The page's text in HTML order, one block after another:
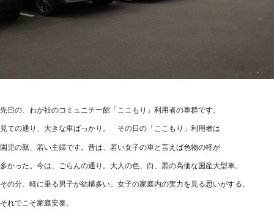
先日の、わが社のコミュニチー館「ここもり」利用者の車群です。
見ての通り、大きな車ばっかり。 その日の「ここもり」利用者は
園児の親、若い主婦です。昔は、若い女子の車と言えば色物の軽が
多かった。今は、ごらんの通り。大人の色、白、黒の高価な国産大型車。
その分、軽に乗る男子が結構多い。女子の家庭内の実力を見る思いがする。
それでこそ家庭安泰。